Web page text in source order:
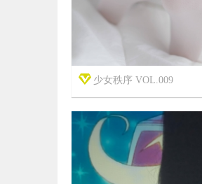
少女秩序 VOL.009